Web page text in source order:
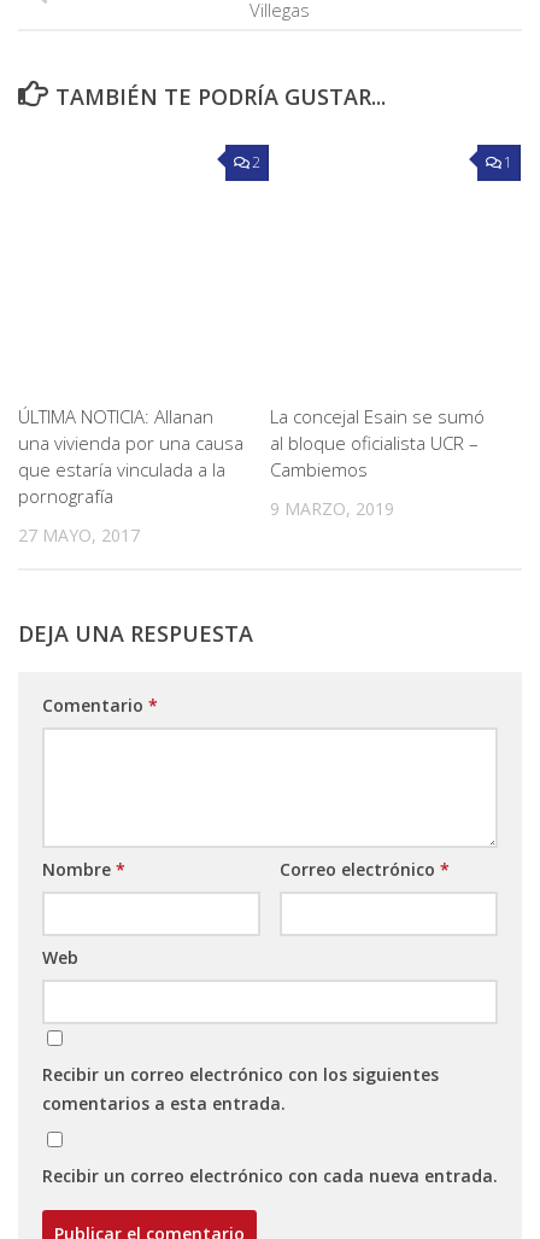
Villegas
TAMBIÉN TE PODRÍA GUSTAR...
2
ÚLTIMA NOTICIA: Allanan
una vivienda por una causa
que estaría vinculada a la
pornografía
27 MAYO, 2017
1
La concejal Esain se sumó
al bloque oficialista UCR –
Cambiemos
9 MARZO, 2019
DEJA UNA RESPUESTA
Comentario *
Nombre * Correo electrónico *
Web
Recibir un correo electrónico con los siguientes
comentarios a esta entrada.
Recibir un correo electrónico con cada nueva entrada.